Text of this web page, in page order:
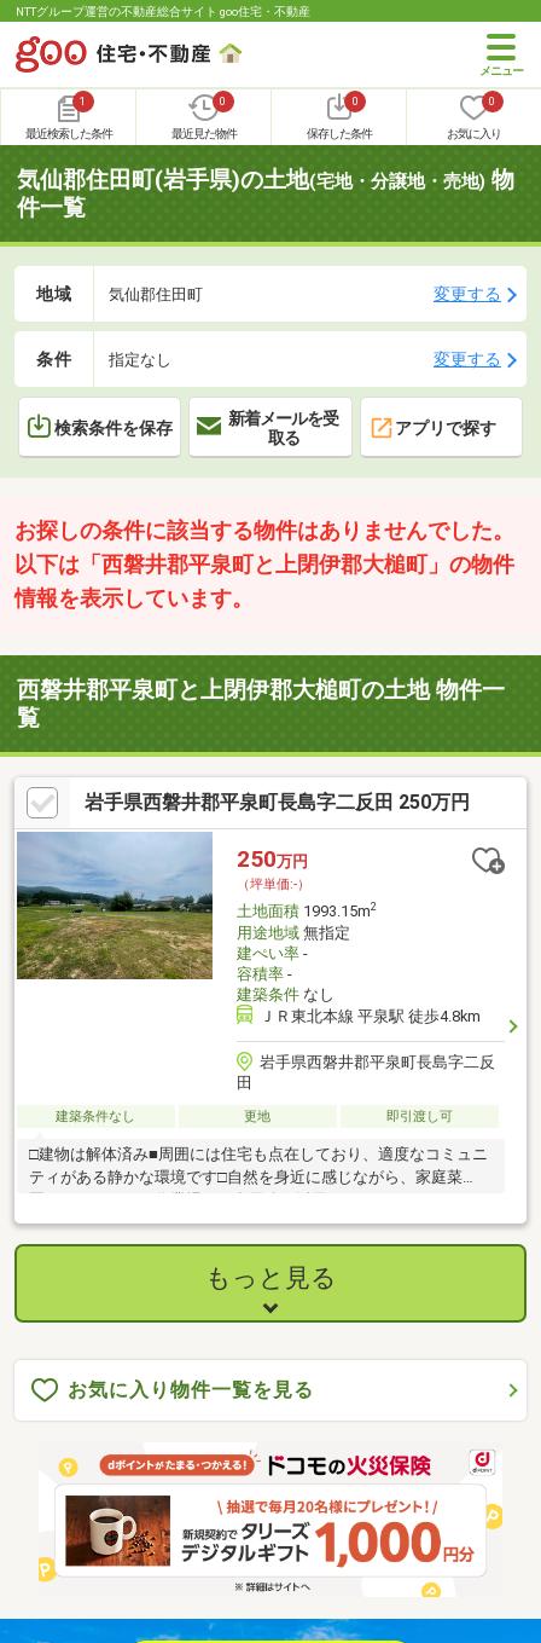
NTTグループ運営の不動産総合サイト goo住宅・不動産
1
最近検索した条件
0
最近見た物件
0
保存した条件
0
お気に入り
気仙郡住田町(岩手県)の土地(宅地・分譲地・売地) 物
件一覧
地域 気仙郡住田町 変更する
条件 指定なし 変更する
検索条件を保存
新着メールを受
取る
アプリで探す
お探しの条件に該当する物件はありませんでした。
以下は「西磐井郡平泉町と上閉伊郡大槌町」の物件
情報を表示しています。
西磐井郡平泉町と上閉伊郡大槌町の土地 物件一
覧
岩手県西磐井郡平泉町長島字二反田 250万円
250万円
（坪単価:-）
土地面積1993.15m2
用途地域無指定
建ぺい率-
容積率-
建築条件なし
ＪＲ東北本線 平泉駅 徒歩4.8km
岩手県西磐井郡平泉町長島字二反
田
建築条件なし 更地 即引渡し可
□建物は解体済み■周囲には住宅も点在しており、適度なコミュニ
ティがある静かな環境です□自然を身近に感じながら、家庭菜
園・ドッグラン・作業場など多用途に活用できますのんびりとし
た田舎暮らし、セカンドライフの拠点にもおすすめです♪※景観条
例→風土景観地区に該当 建築の際は平泉町との協議が必要で
す。３６－２、３６－３、３８は農業振興地域に属している農地
のため、除外の協議が必要になります。もしくは、農地のままの
もっと見る
お気に入り物件一覧を見る